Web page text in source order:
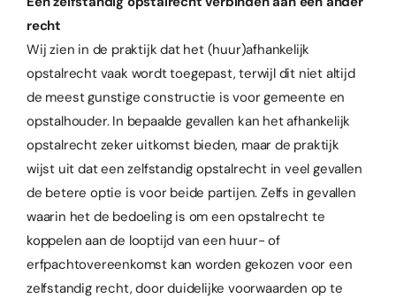
recht
Wij zien in de praktijk dat het (huur)afhankelijk
opstalrecht vaak wordt toegepast, terwijl dit niet altijd
de meest gunstige constructie is voor gemeente en
opstalhouder. In bepaalde gevallen kan het afhankelijk
opstalrecht zeker uitkomst bieden, maar de praktijk
wijst uit dat een zelfstandig opstalrecht in veel gevallen
de betere optie is voor beide partijen. Zelfs in gevallen
waarin het de bedoeling is om een opstalrecht te
koppelen aan de looptijd van een huur- of
erfpachtovereenkomst kan worden gekozen voor een
zelfstandig recht, door duidelijke voorwaarden op te